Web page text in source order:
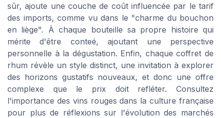
sûr, ajoute une couche de coût influencée par le tarif
des imports, comme vu dans le "charme du bouchon
en liège". À chaque bouteille sa propre histoire qui
mérite d'être conteé, ajoutant une perspective
personnelle à la dégustation. Enfin, chaque coffret de
rhum révèle un style distinct, une invitation à explorer
des horizons gustatifs nouveaux, et donc une offre
complexe que le prix doit refléter. Consultez
l'importance des vins rouges dans la culture française
pour plus de réflexions sur l'évolution des marchés